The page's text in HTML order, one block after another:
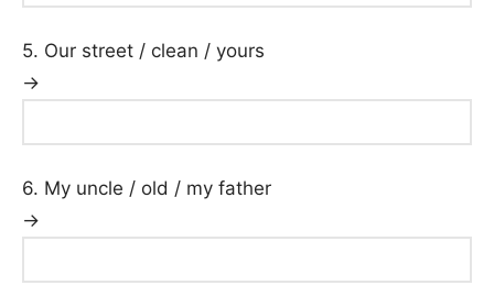
5. Our street / clean / yours
→
6. My uncle / old / my father
→